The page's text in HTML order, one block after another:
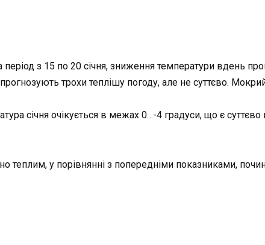
з 15 по 20 січня, зниження температури вдень
трохи теплішу погоду, але не суттєво.
січня очікується в межах 0…-4 градуси, що є
теплим, у порівнянні з попередніми показниками,